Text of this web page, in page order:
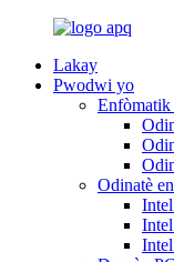
Lakay
Pwodwi yo
Odinatè